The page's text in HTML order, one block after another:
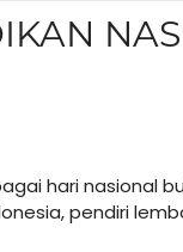
hari nasional
pendiri